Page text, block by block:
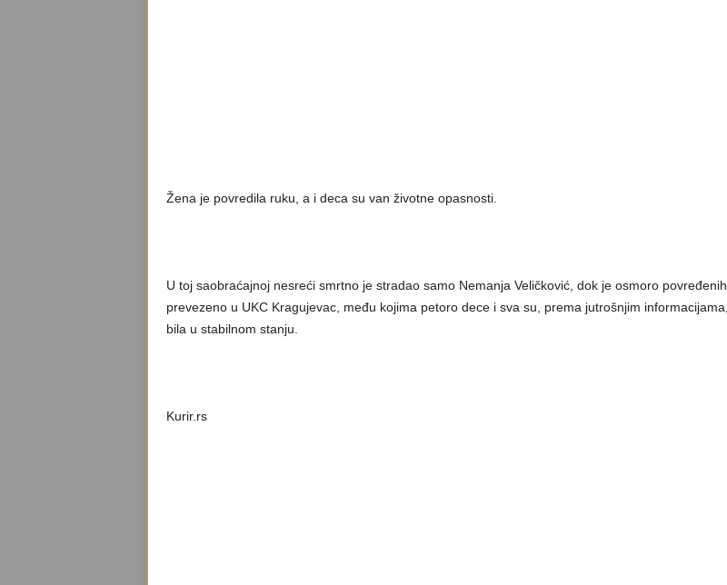
Žena je povredila ruku, a i deca su van životne opasnosti.
U toj saobraćajnoj nesreći smrtno je stradao samo Nemanja Veličković, dok je osmoro povređenih
prevezeno u UKC Kragujevac, među kojima petoro dece i sva su, prema jutrošnjim informacijama,
bila u stabilnom stanju.
Kurir.rs